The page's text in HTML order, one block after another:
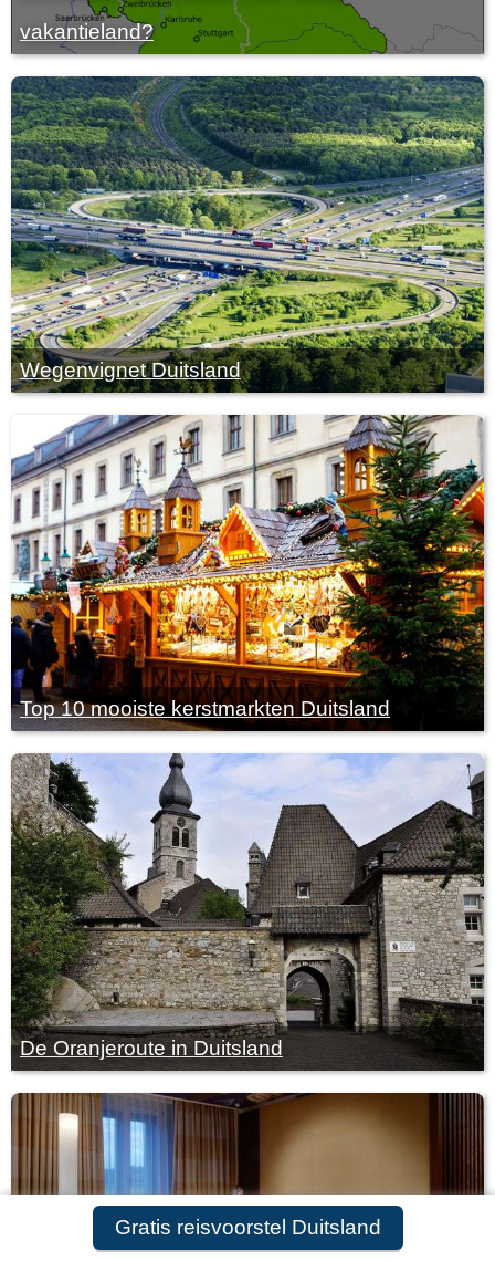
Gratis reisvoorstel Duitsland
vakantieland?
Wegenvignet Duitsland
Top 10 mooiste kerstmarkten Duitsland
De Oranjeroute in Duitsland